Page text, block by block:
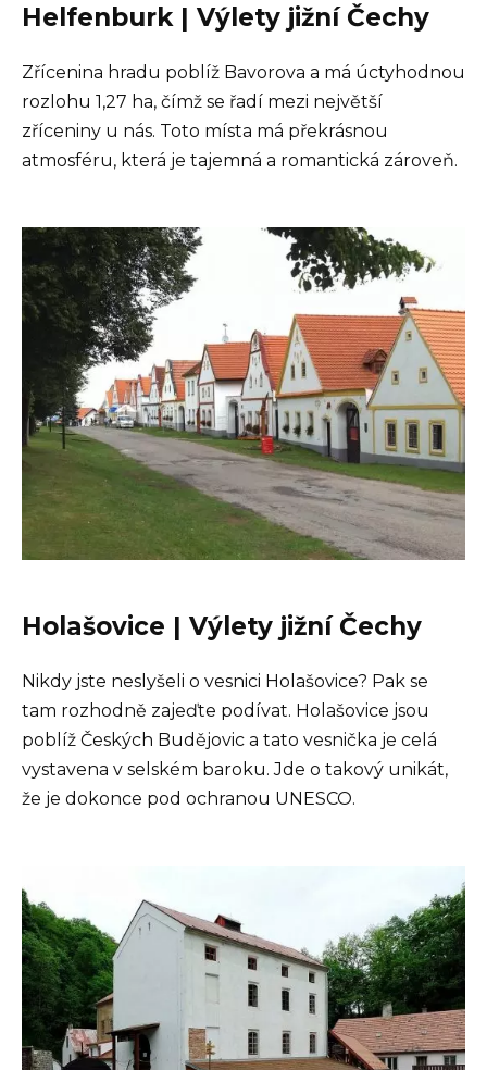
Helfenburk | Výlety jižní Čechy
Zřícenina hradu poblíž Bavorova a má úctyhodnou
rozlohu 1,27 ha, čímž se řadí mezi největší
zříceniny u nás. Toto místa má překrásnou
atmosféru, která je tajemná a romantická zároveň.
Holašovice | Výlety jižní Čechy
Nikdy jste neslyšeli o vesnici Holašovice? Pak se
tam rozhodně zajeďte podívat. Holašovice jsou
poblíž Českých Budějovic a tato vesnička je celá
vystavena v selském baroku. Jde o takový unikát,
že je dokonce pod ochranou UNESCO.